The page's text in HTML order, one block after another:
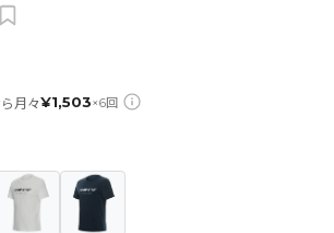
月々¥1,503×6回